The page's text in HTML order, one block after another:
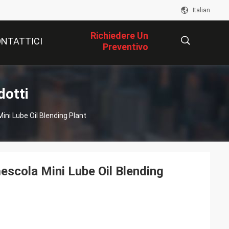
Italian
Richiedere Un
Preventivo
Lube Oil Blending Plant
Mini Lube Oil Blending